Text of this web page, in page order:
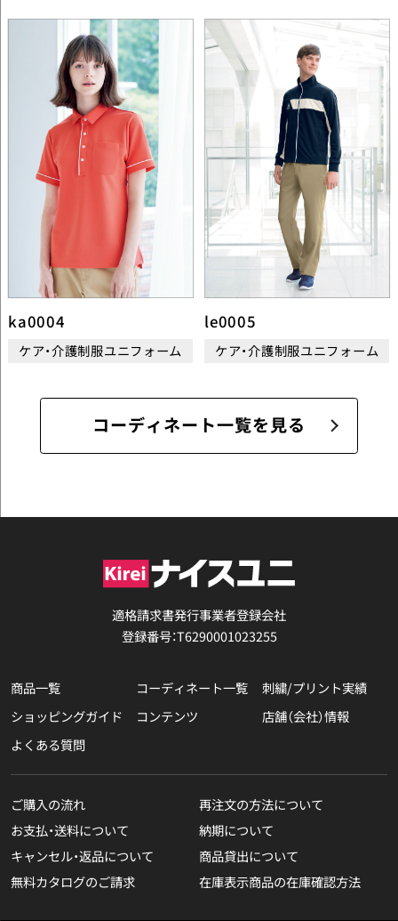
ka0004
ケア・介護制服ユニフォーム
le0005
ケア・介護制服ユニフォーム
コーディネート一覧を見る
適格請求書発行事業者登録会社
登録番号：T6290001023255
商品一覧 コーディネート一覧
刺繍/プリント実績
ショッピングガイド
コンテンツ
店舗（会社）情報
よくある質問
ご購入の流れ
再注文の方法について
お支払・送料について
納期について
キャンセル・返品について
商品貸出について
無料カタログのご請求
在庫表示商品の在庫確認方法